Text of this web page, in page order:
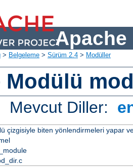
Apache
> Belgeleme > Sürüm 2.4 > Modüller
Modülü
Mevcut Diller:
çizgisiyle biten yönlendirmeleri yapar